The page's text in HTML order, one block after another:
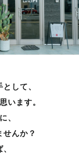
して、
います。
、
せんか？